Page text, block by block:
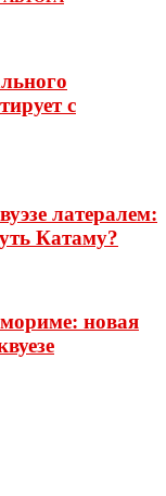
с
латералем:
Катаму?
новая